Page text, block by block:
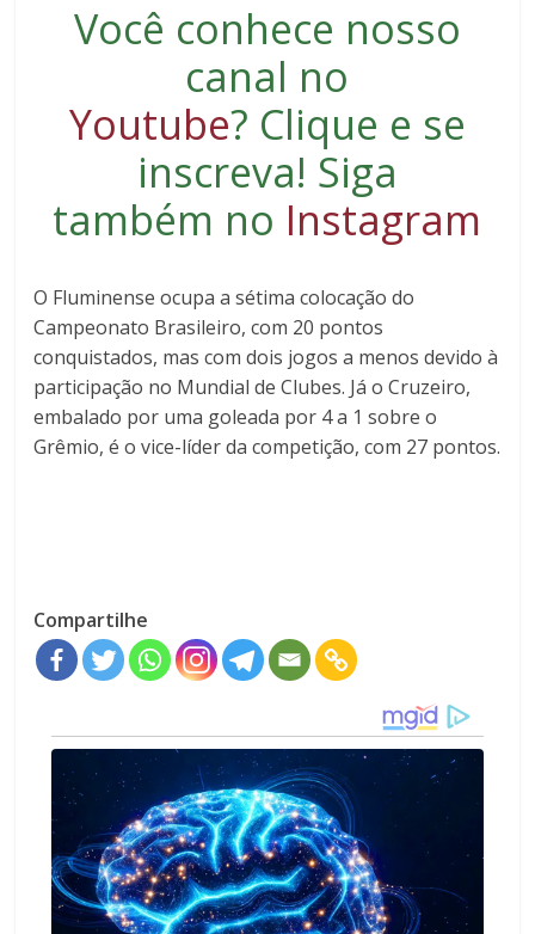
Você conhece nosso
canal no
Youtube? Clique e se
inscreva! Siga
também no Instagram
O Fluminense ocupa a sétima colocação do
Campeonato Brasileiro, com 20 pontos
conquistados, mas com dois jogos a menos devido à
participação no Mundial de Clubes. Já o Cruzeiro,
embalado por uma goleada por 4 a 1 sobre o
Grêmio, é o vice-líder da competição, com 27 pontos.
Compartilhe